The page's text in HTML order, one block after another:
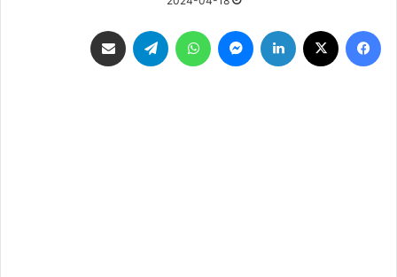
فيسبوك لينكدإن ماسنجر واتساب تيلقرام